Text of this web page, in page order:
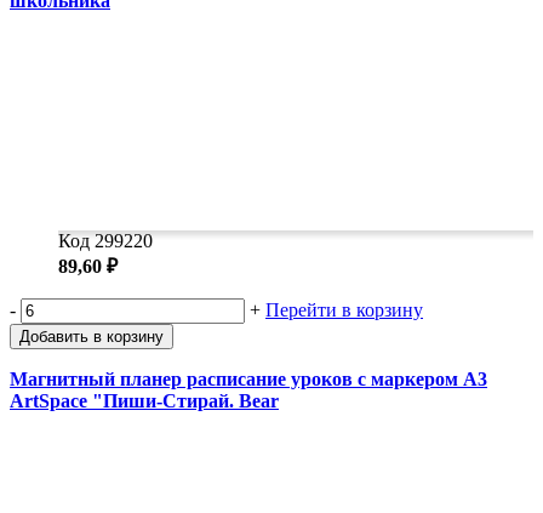
Код 299220
89,60 ₽
- + Перейти в корзину
Добавить в корзину
Магнитный планер расписание уроков с маркером А3
ArtSpace "Пиши-Стирай. Bear